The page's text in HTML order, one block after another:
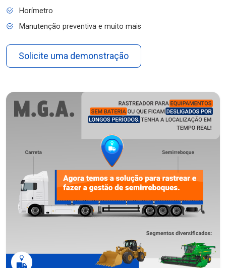
Horímetro
Manutenção preventiva e muito mais
Solicite uma demonstração